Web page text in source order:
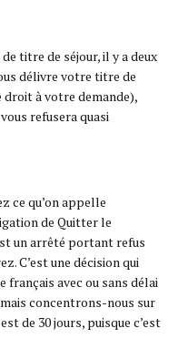
titre de séjour, il y a deux
délivre votre titre de
droit à votre demande),
refusera quasi
ce qu’on appelle
de Quitter le
un arrêté portant refus
C’est une décision qui
avec ou sans délai
concentrons-nous sur
de 30 jours, puisque c’est